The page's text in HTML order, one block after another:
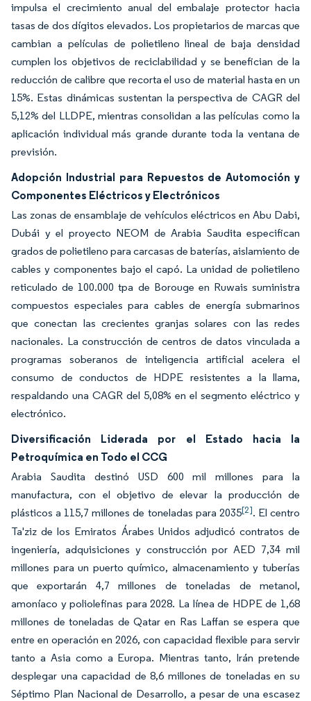
impulsa el crecimiento anual del embalaje protector hacia
tasas de dos dígitos elevados. Los propietarios de marcas que
cambian a películas de polietileno lineal de baja densidad
cumplen los objetivos de reciclabilidad y se benefician de la
reducción de calibre que recorta el uso de material hasta en un
15%. Estas dinámicas sustentan la perspectiva de CAGR del
5,12% del LLDPE, mientras consolidan a las películas como la
aplicación individual más grande durante toda la ventana de
previsión.
Adopción Industrial para Repuestos de Automoción y
Componentes Eléctricos y Electrónicos
Las zonas de ensamblaje de vehículos eléctricos en Abu Dabi,
Dubái y el proyecto NEOM de Arabia Saudita especifican
grados de polietileno para carcasas de baterías, aislamiento de
cables y componentes bajo el capó. La unidad de polietileno
reticulado de 100.000 tpa de Borouge en Ruwais suministra
compuestos especiales para cables de energía submarinos
que conectan las crecientes granjas solares con las redes
nacionales. La construcción de centros de datos vinculada a
programas soberanos de inteligencia artificial acelera el
consumo de conductos de HDPE resistentes a la llama,
respaldando una CAGR del 5,08% en el segmento eléctrico y
electrónico.
Diversificación Liderada por el Estado hacia la
Petroquímica en Todo el CCG
Arabia Saudita destinó USD 600 mil millones para la
manufactura, con el objetivo de elevar la producción de
plásticos a 115,7 millones de toneladas para 2035[2]. El centro
Ta'ziz de los Emiratos Árabes Unidos adjudicó contratos de
ingeniería, adquisiciones y construcción por AED 7,34 mil
millones para un puerto químico, almacenamiento y tuberías
que exportarán 4,7 millones de toneladas de metanol,
amoníaco y poliolefinas para 2028. La línea de HDPE de 1,68
millones de toneladas de Qatar en Ras Laffan se espera que
entre en operación en 2026, con capacidad flexible para servir
tanto a Asia como a Europa. Mientras tanto, Irán pretende
desplegar una capacidad de 8,6 millones de toneladas en su
Séptimo Plan Nacional de Desarrollo, a pesar de una escasez